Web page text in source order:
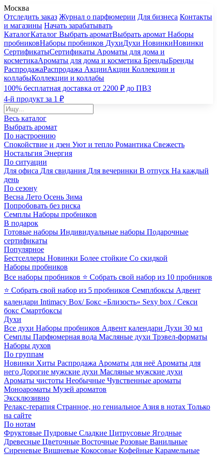
Москва
Отследить заказ Журнал о парфюмерии Для бизнеса Контакты
и магазины Начать зарабатывать
КаталогКаталог Выбрать ароматВыбрать аромат Наборы
пробниковНаборы пробников ДухиДухи НовинкиНовинки
СертификатыСертификаты Ароматы для дома и
косметикаАроматы для дома и косметика БрендыБренды
РаспродажаРаспродажа АкцииАкции Коллекции и
коллабыКоллекции и коллабы
100% бесплатная доставка от 2200 ₽ до ПВЗ
4-й продукт за 1 ₽
Весь каталог
Выбрать аромат
По настроению
Спокойствие и дзен Уют и тепло Романтика Свежесть
Ностальгия Энергия
По ситуации
Для офиса Для свидания Для вечеринки В отпуск На каждый
день
По сезону
Весна Лето Осень Зима
Попробовать без риска
Семплы Наборы пробников
В подарок
Готовые наборы Индивидуальные наборы Подарочные
сертификаты
Популярное
Бестселлеры Новинки Более стойкие Со скидкой
Наборы пробников
Все наборы пробников ⭐ Собрать свой набор из 10 пробников
⭐ Собрать свой набор из 5 пробников Семплбоксы Адвент
календари Intimacy Box/ Бокс «Близость» Sexy box / Секси
бокс Смартбоксы
Духи
Все духи Наборы пробников Адвент календари Духи 30 мл
Семплы Парфюмерная вода Масляные духи Трэвел-форматы
Наборы духов
По группам
Новинки Хиты Распродажа Ароматы для неё Ароматы для
него Дорогие мужские духи Масляные мужские духи
Ароматы чистоты Необычные Чувственные ароматы
Моноароматы Музей ароматов
Эксклюзивно
Релакс-терапия Странное, но гениальное Азия в нотах Только
на сайте
По нотам
Фруктовые Пудровые Сладкие Цитрусовые Ягодные
Древесные Цветочные Восточные Розовые Ванильные
Сиреневые Вишневые Кокосовые Кофейные Карамельные